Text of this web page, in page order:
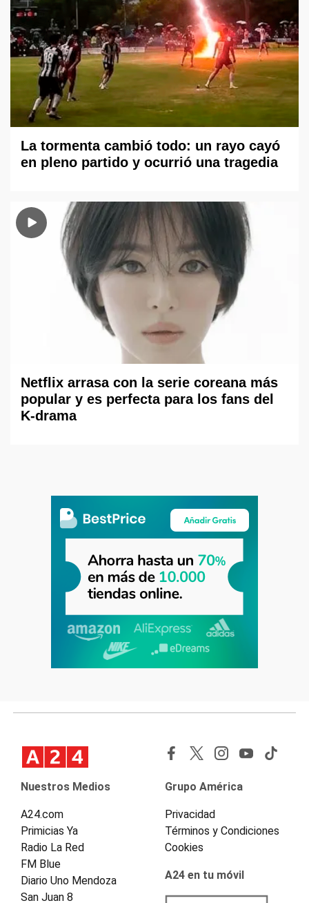
La tormenta cambió todo: un rayo cayó
en pleno partido y ocurrió una tragedia
Netflix arrasa con la serie coreana más
popular y es perfecta para los fans del
K-drama
Nuestros Medios
A24.com
Primicias Ya
Radio La Red
FM Blue
Diario Uno Mendoza
San Juan 8
Grupo América
Privacidad
Términos y Condiciones
Cookies
A24 en tu móvil